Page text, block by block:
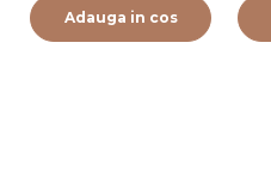
Adauga in cos